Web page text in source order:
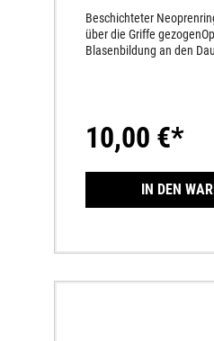
Beschichteter
über die Griffe
Blasenbildung an den
10,00 €*
IN DEN